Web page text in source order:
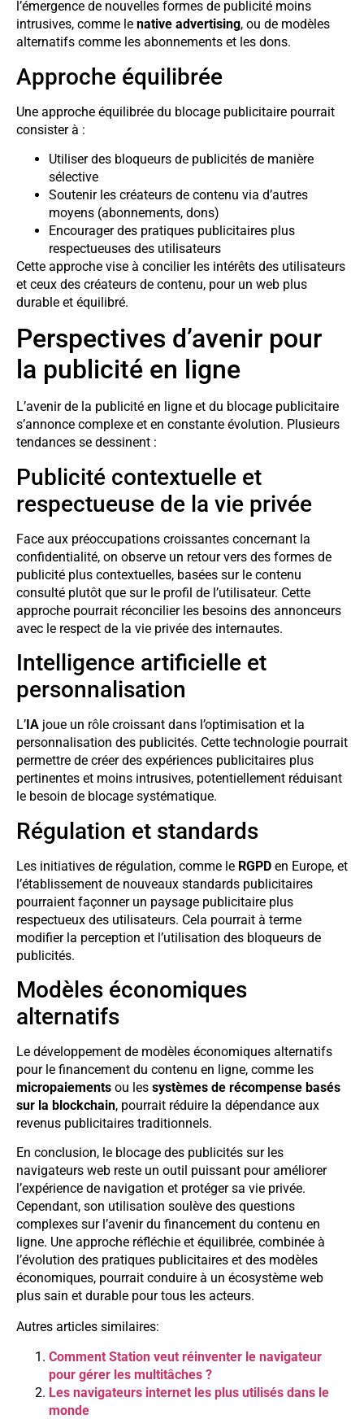
l’émergence de nouvelles formes de publicité moins
intrusives, comme le native advertising, ou de modèles
alternatifs comme les abonnements et les dons.
Approche équilibrée
Une approche équilibrée du blocage publicitaire pourrait
consister à :
Utiliser des bloqueurs de publicités de manière
sélective
Soutenir les créateurs de contenu via d’autres
moyens (abonnements, dons)
Encourager des pratiques publicitaires plus
respectueuses des utilisateurs
Cette approche vise à concilier les intérêts des utilisateurs
et ceux des créateurs de contenu, pour un web plus
durable et équilibré.
Perspectives d’avenir pour
la publicité en ligne
L’avenir de la publicité en ligne et du blocage publicitaire
s’annonce complexe et en constante évolution. Plusieurs
tendances se dessinent :
Publicité contextuelle et
respectueuse de la vie privée
Face aux préoccupations croissantes concernant la
confidentialité, on observe un retour vers des formes de
publicité plus contextuelles, basées sur le contenu
consulté plutôt que sur le profil de l’utilisateur. Cette
approche pourrait réconcilier les besoins des annonceurs
avec le respect de la vie privée des internautes.
Intelligence artificielle et
personnalisation
L’ IA joue un rôle croissant dans l’optimisation et la
personnalisation des publicités. Cette technologie pourrait
permettre de créer des expériences publicitaires plus
pertinentes et moins intrusives, potentiellement réduisant
le besoin de blocage systématique.
Régulation et standards
Les initiatives de régulation, comme le RGPD en Europe, et
l’établissement de nouveaux standards publicitaires
pourraient façonner un paysage publicitaire plus
respectueux des utilisateurs. Cela pourrait à terme
modifier la perception et l’utilisation des bloqueurs de
publicités.
Modèles économiques
alternatifs
Le développement de modèles économiques alternatifs
pour le financement du contenu en ligne, comme les
micropaiements ou les systèmes de récompense basés
sur la blockchain, pourrait réduire la dépendance aux
revenus publicitaires traditionnels.
En conclusion, le blocage des publicités sur les
navigateurs web reste un outil puissant pour améliorer
l’expérience de navigation et protéger sa vie privée.
Cependant, son utilisation soulève des questions
complexes sur l’avenir du financement du contenu en
ligne. Une approche réfléchie et équilibrée, combinée à
l’évolution des pratiques publicitaires et des modèles
économiques, pourrait conduire à un écosystème web
plus sain et durable pour tous les acteurs.
Autres articles similaires:
Comment Station veut réinventer le navigateur
pour gérer les multitâches ?
Les navigateurs internet les plus utilisés dans le
monde